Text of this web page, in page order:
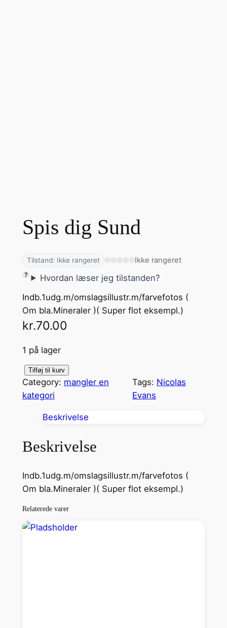
Spis dig Sund
Tilstand: Ikke rangeret Ikke rangeret
Hvordan læser jeg tilstanden?
Indb.1udg.m/omslagsillustr.m/farvefotos (
Om bla.Mineraler )( Super flot eksempl.)
kr.70.00
1 på lager
p
i
g
u
n
n
Tilføj til kurv
Category: mangler en
kategori
Tags: Nicolas
Evans
Beskrivelse
Beskrivelse
Indb.1udg.m/omslagsillustr.m/farvefotos (
Om bla.Mineraler )( Super flot eksempl.)
Relaterede varer